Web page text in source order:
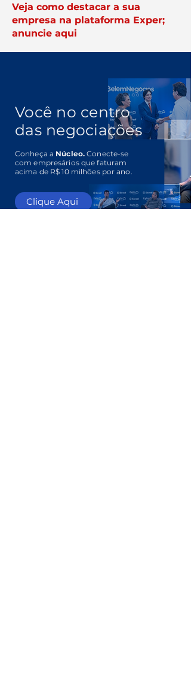
Veja como destacar a sua
empresa na plataforma Exper;
anuncie aqui
Você no centro
das negociações
Conheça a Núcleo.Conecte-se
com empresários que faturam
acima de R$ 10 milhões por ano.
Clique Aqui